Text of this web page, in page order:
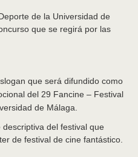
de la Universidad de
que se regirá por las
que será difundido como
del 29 Fancine – Festival
de Málaga.
del festival que
de festival de cine fantástico.